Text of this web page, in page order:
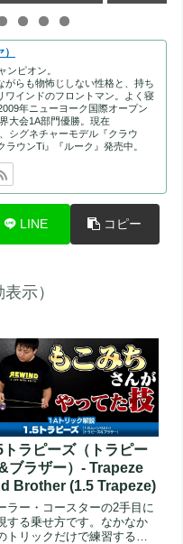
ンピオン。
がらも物怖じしない性格と、持ち
ワインドのフロントマン。よく寝
年ニューヨーク国際オープン
大会1A部門優勝。現在
シグネチャーモデル『クラウ
ラウンTi』『ルーク』発売中。
LINE コピー
表示）
トラピーズ（トラピー
ブラザー）- Trapeze
Brother (1.5 Trapeze)
ラー・コースターの2手目に
する乗せ方です。なかなか
トリックだけで練習する機